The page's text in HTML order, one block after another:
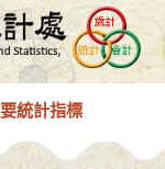
統計指標